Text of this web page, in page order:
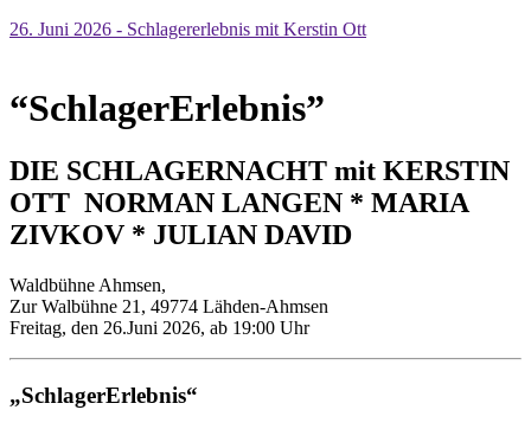
26. Juni 2026 - Schlagererlebnis mit Kerstin Ott
“SchlagerErlebnis”
DIE SCHLAGERNACHT mit KERSTIN
OTT NORMAN LANGEN * MARIA
ZIVKOV * JULIAN DAVID
Waldbühne Ahmsen,
Zur Walbühne 21, 49774 Lähden-Ahmsen
Freitag, den 26.Juni 2026, ab 19:00 Uhr
„SchlagerErlebnis“